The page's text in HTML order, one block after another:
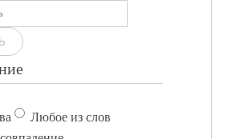
Любое из слов